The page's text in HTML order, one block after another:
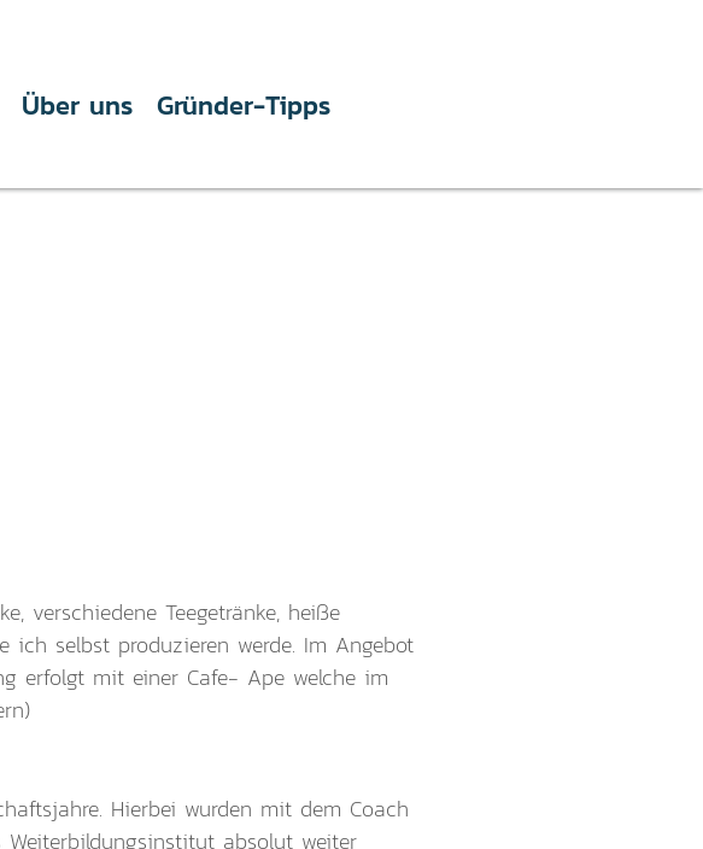
Über uns Gründer-Tipps
verschiedene Teegetränke, heiße
ich selbst produzieren werde. Im Angebot
erfolgt mit einer Cafe- Ape welche im
Hierbei wurden mit dem Coach
absolut weiter